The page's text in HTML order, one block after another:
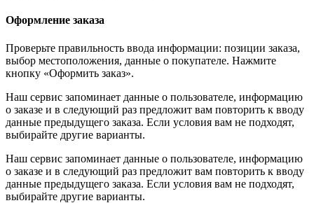
Оформление заказа
Проверьте правильность ввода информации: позиции заказа,
выбор местоположения, данные о покупателе. Нажмите
кнопку «Оформить заказ».
Наш сервис запоминает данные о пользователе, информацию
о заказе и в следующий раз предложит вам повторить к вводу
данные предыдущего заказа. Если условия вам не подходят,
выбирайте другие варианты.
Наш сервис запоминает данные о пользователе, информацию
о заказе и в следующий раз предложит вам повторить к вводу
данные предыдущего заказа. Если условия вам не подходят,
выбирайте другие варианты.